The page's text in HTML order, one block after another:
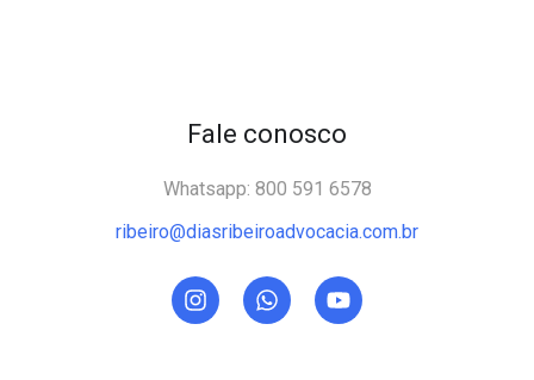
Fale conosco
Whatsapp: 800 591 6578
ribeiro@diasribeiroadvocacia.com.br